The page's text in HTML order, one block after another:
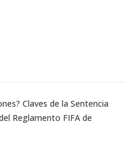
Claves de la Sentencia
Reglamento FIFA de